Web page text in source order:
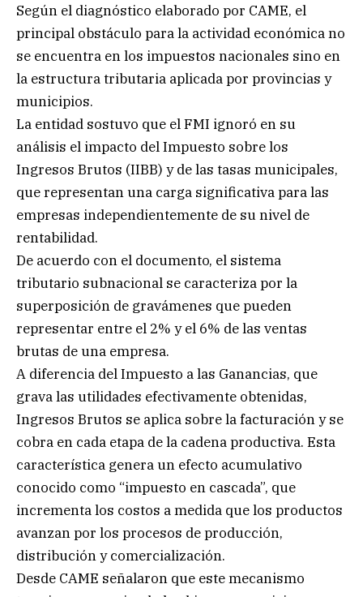
Según el diagnóstico elaborado por CAME, el
principal obstáculo para la actividad económica no
se encuentra en los impuestos nacionales sino en
la estructura tributaria aplicada por provincias y
municipios.
La entidad sostuvo que el FMI ignoró en su
análisis el impacto del Impuesto sobre los
Ingresos Brutos (IIBB) y de las tasas municipales,
que representan una carga significativa para las
empresas independientemente de su nivel de
rentabilidad.
De acuerdo con el documento, el sistema
tributario subnacional se caracteriza por la
superposición de gravámenes que pueden
representar entre el 2% y el 6% de las ventas
brutas de una empresa.
A diferencia del Impuesto a las Ganancias, que
grava las utilidades efectivamente obtenidas,
Ingresos Brutos se aplica sobre la facturación y se
cobra en cada etapa de la cadena productiva. Esta
característica genera un efecto acumulativo
conocido como “impuesto en cascada”, que
incrementa los costos a medida que los productos
avanzan por los procesos de producción,
distribución y comercialización.
Desde CAME señalaron que este mecanismo